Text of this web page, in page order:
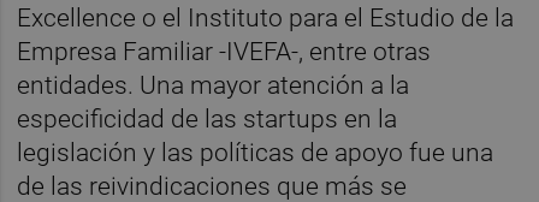
Excellence o el Instituto para el Estudio de la
Empresa Familiar -IVEFA-, entre otras
entidades. Una mayor atención a la
especificidad de las startups en la
legislación y las políticas de apoyo fue una
de las reivindicaciones que más se